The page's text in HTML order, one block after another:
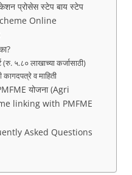
प्रोसेस स्टेप बाय स्टेप
Online
(रु. ५.८० लाखाच्या कर्जासाठी)
व माहिती
PMFME योजना (Agri
linking with PMFME
Asked Questions